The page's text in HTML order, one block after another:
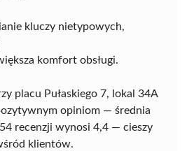
kluczy nietypowych,
komfort obsługi.
placu Pułaskiego 7, lokal 34A
opiniom — średnia
recenzji wynosi 4,4 — cieszy
klientów.